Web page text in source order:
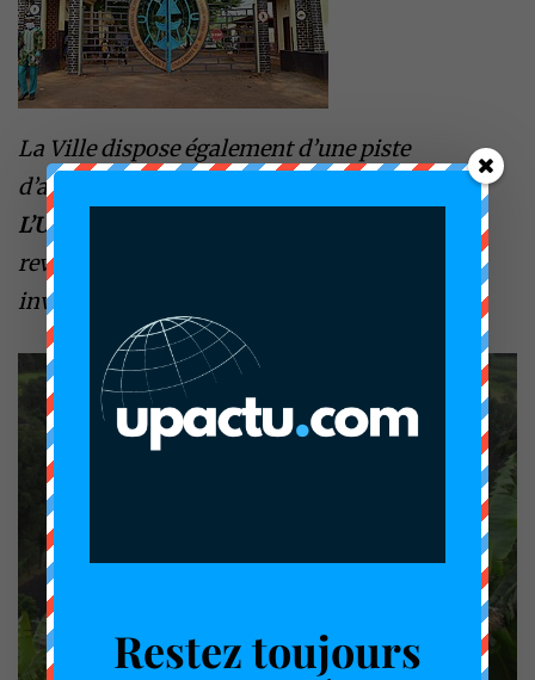
La Ville dispose également d’une piste
d’atterrissage pour les vols régionaux.
L’Université de Dschang
revitalisé la Ville, attirant étudiants et
investisseurs.
Restez toujours